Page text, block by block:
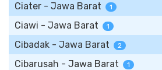
Ciater - Jawa Barat 1
Ciawi - Jawa Barat 1
Cibadak - Jawa Barat 2
Cibarusah - Jawa Barat 1